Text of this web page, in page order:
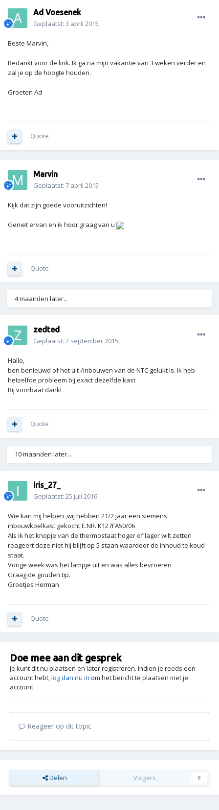
Ad Voesenek
Geplaatst: 3 april 2015
Beste Marvin,
Bedankt voor de link. Ik ga na mijn vakantie van 3 weken verder en
zal je op de hoogte houden.
Groeten Ad
Quote
Marvin
Geplaatst: 7 april 2015
Kijk dat zijn goede vooruitzichten!
Geniet ervan en ik hoor graag van u
Quote
4 maanden later...
zedted
Geplaatst: 2 september 2015
Hallo,
ben benieuwd of het uit-/inbouwen van de NTC gelukt is. Ik heb
hetzelfde probleem bij exact dezelfde kast
Bij voorbaat dank!
Quote
10 maanden later...
iris_27_
Geplaatst: 25 juli 2016
Wie kan mij helpen ,wij hebben 21/2 jaar een siemens
inbouwkoelkast gekocht E.NR. K127FA50/06
Als ik het knopje van de thermostaat hoger of lager wilt zetten
reageert deze niet hij blijft op 5 staan waardoor de inhoud te koud
staat.
Vorige week was het lampje uit en was alles bevroeren
Graag de gouden tip.
Groetjes Herman
Quote
Doe mee aan dit gesprek
Je kunt dit nu plaatsen en later registreren. Indien je reeds een
account hebt,log dan nu in om het bericht te plaatsen met je
account.
Reageer op dit topic
Delen Volgers 0